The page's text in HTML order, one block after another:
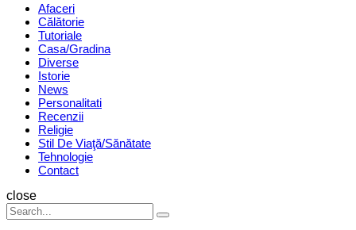
Menu Afaceri
Călătorie
Tutoriale
Casa/Gradina
Diverse
Istorie
News
Personalitati
Recenzii
Religie
Stil De Viaţă/Sănătate
Tehnologie
Contact
Search
close
Search
for:
Search